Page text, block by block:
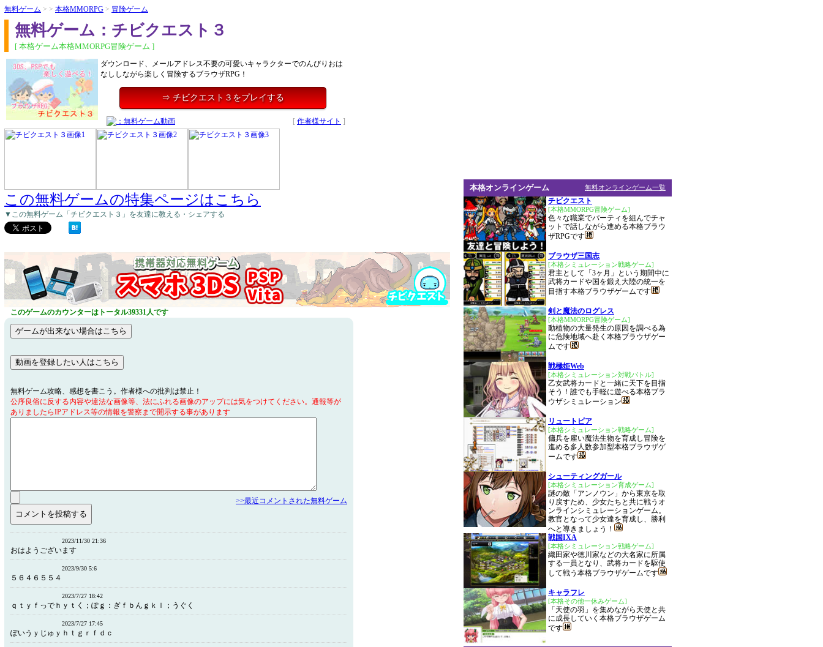
無料ゲーム > > 本格MMORPG > 冒険ゲーム
無料ゲーム：チビクエスト３
[ 本格ゲーム本格MMORPG冒険ゲーム ]
ダウンロード、メールアドレス不要の可愛いキャラクターでのんびりおは
なししながら楽しく冒険するブラウザRPG！
⇒ チビクエスト３をプレイする
[ 作者様サイト ]
この無料ゲームの特集ページはこちら
▼この無料ゲーム「チビクエスト３」を友達に教える・シェアする
このゲームのカウンターはトータル39331人です
無料ゲーム攻略、感想を書こう。作者様への批判は禁止！
公序良俗に反する内容や違法な画像等、法にふれる画像のアップには気をつけてください。通報等が
ありましたらIPアドレス等の情報を警察まで開示する事があります
>>最近コメントされた無料ゲーム
2023/11/30 21:36
おはようございます
2023/9/30 5:6
５６４６５５４
2023/7/27 18:42
ｑｔｙｆっでｈｙｔく；ぽｇ：ぎｆｂんｇｋｌ；うぐく
2023/7/27 17:45
ぽいうｙじゅｙｈｔｇｒｆｄｃ
無料オンラインゲーム一覧
本格オンラインゲーム
チビクエスト
[本格MMORPG冒険ゲーム]
色々な職業でパーティを組んでチャ
ットで話しながら進める本格ブラウ
ザRPGです
ブラウザ三国志
[本格シミュレーション戦略ゲーム]
君主として「3ヶ月」という期間中に
武将カードや国を鍛え大陸の統一を
目指す本格ブラウザゲームです
剣と魔法のログレス
[本格MMORPG冒険ゲーム]
動植物の大量発生の原因を調べる為
に危険地域へ赴く本格ブラウザゲー
ムです
戦極姫Web
[本格シミュレーション対戦バトル]
乙女武将カードと一緒に天下を目指
そう！誰でも手軽に遊べる本格ブラ
ウザシミュレーション
リュートピア
[本格シミュレーション戦略ゲーム]
傭兵を雇い魔法生物を育成し冒険を
進める多人数参加型本格ブラウザゲ
ームです
シューティングガール
[本格シミュレーション育成ゲーム]
謎の敵「アンノウン」から東京を取
り戻すため、少女たちと共に戦うオ
ンラインシミュレーションゲーム。
教官となって少女達を育成し、勝利
へと導きましょう！
戦国IXA
[本格シミュレーション戦略ゲーム]
織田家や徳川家などの大名家に所属
する一員となり、武将カードを駆使
して戦う本格ブラウザゲームです
キャラフレ
[本格その他一休みゲーム]
「天使の羽」を集めながら天使と共
に成長していく本格ブラウザゲーム
です